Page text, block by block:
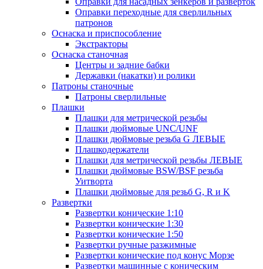
Оправки переходные для сверлильных
патронов
Оснаска и приспособление
Экстракторы
Оснаска станочная
Центры и задние бабки
Державки (накатки) и ролики
Патроны станочные
Патроны сверлильные
Плашки
Плашки для метрической резьбы
Плашки дюймовые UNC/UNF
Плашки дюймовые резьба G ЛЕВЫЕ
Плашкодержатели
Плашки для метрической резьбы ЛЕВЫЕ
Плашки дюймовые BSW/BSF резьба
Уитворта
Плашки дюймовые для резьб G, R и K
Развертки
Развертки конические 1:10
Развертки конические 1:30
Развертки конические 1:50
Развертки ручные разжимные
Развертки конические под конус Морзе
Развертки машинные с коническим